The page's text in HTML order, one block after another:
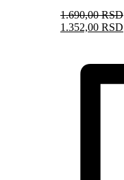
1.690,00 RSD
1.352,00 RSD